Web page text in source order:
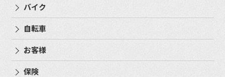
バイク
自転車
お客様
保険